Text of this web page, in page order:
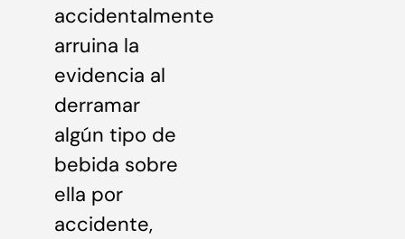
accidentalmente
arruina la
evidencia al
derramar
algún tipo de
bebida sobre
ella por
accidente,